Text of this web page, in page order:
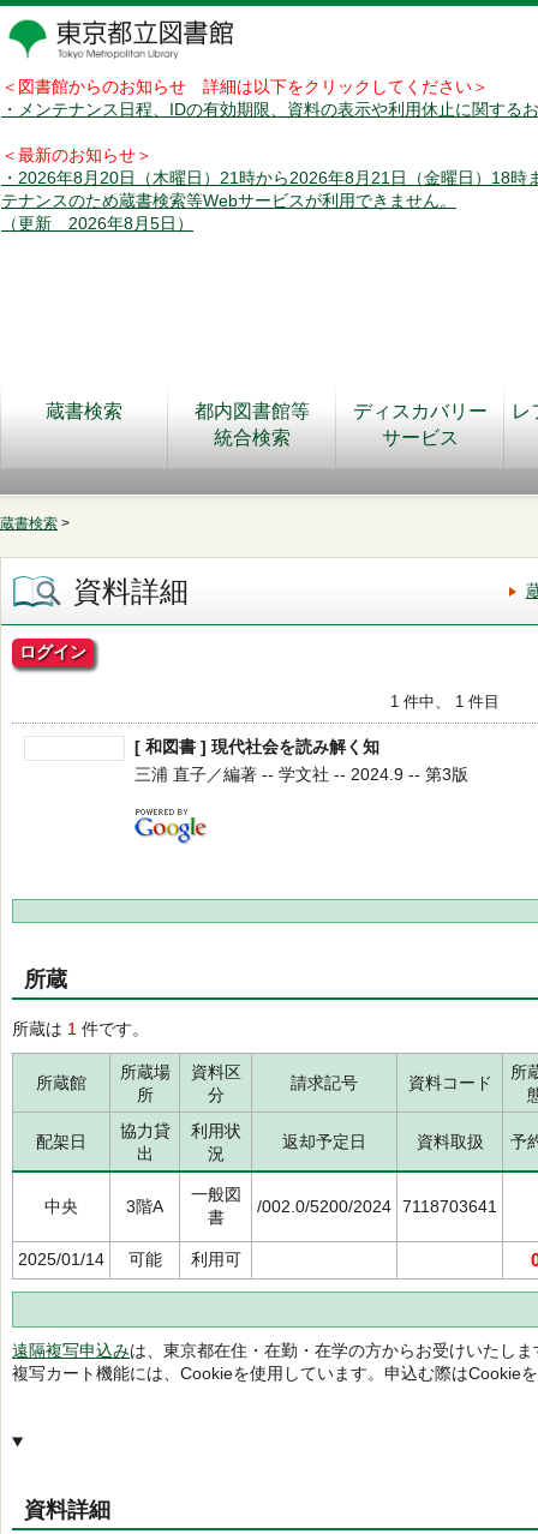
＜図書館からのお知らせ 詳細は以下をクリックしてください＞
・メンテナンス日程、IDの有効期限、資料の表示や利用休止に関する
＜最新のお知らせ＞
・2026年8月20日（木曜日）21時から2026年8月21日（金曜日）18時
テナンスのため蔵書検索等Webサービスが利用できません。
（更新 2026年8月5日）
蔵書検索
都内図書館等
統合検索
ディスカバリー
サービス
レ
蔵書検索 >
資料詳細
ログイン
1 件中、 1 件目
[ 和図書 ] 現代社会を読み解く知
三浦 直子／編著 -- 学文社 -- 2024.9 -- 第3版
所蔵
所蔵は 1 件です。
所蔵館
所蔵場
所
資料区
分
請求記号 資料コード
所
配架日
協力貸
出
利用状
況
返却予定日 資料取扱 予
中央 3階A
一般図
書
/002.0/5200/2024 7118703641
2025/01/14 可能 利用可
遠隔複写申込みは、東京都在住・在勤・在学の方からお受けいたしま
複写カート機能には、Cookieを使用しています。申込む際はCookie
資料詳細